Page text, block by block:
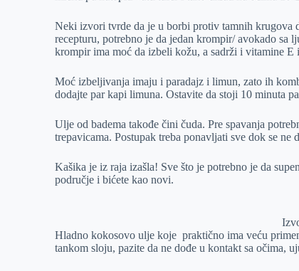
Neki izvori tvrde da je u borbi protiv tamnih
recepturu, potrebno je da jedan krompir/ avokado sa
krompir ima moć da izbeli kožu, a sadrži i vitamine
Moć izbeljivanja imaju i paradajz i limun, zato ih
dodajte par kapi limuna. Ostavite da stoji 10 minuta
Ulje od badema takođe čini čuda. Pre spavanja
trepavicama. Postupak treba ponavljati sve dok se ne
Kašika je iz raja izašla! Sve što je potrebno je da
područje i bićete kao novi.
Hladno kokosovo ulje koje praktično ima veću
tankom sloju, pazite da ne dođe u kontakt sa očima,